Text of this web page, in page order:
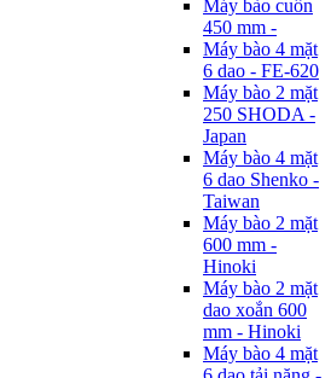
Máy bào cuốn
450 mm -
Máy bào 4 mặt
6 dao - FE-620
Máy bào 2 mặt
250 SHODA -
Japan
Máy bào 4 mặt
6 dao Shenko -
Taiwan
Máy bào 2 mặt
600 mm -
Hinoki
Máy bào 2 mặt
dao xoắn 600
mm - Hinoki
Máy bào 4 mặt